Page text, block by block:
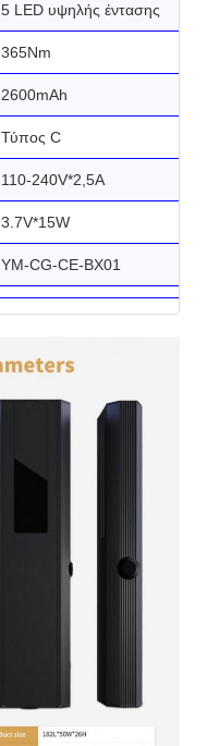
5 LED υψηλής έντασης
365Nm
2600mAh
Τύπος C
110-240V*2,5A
3.7V*15W
ΥΜ-CG-CE-BX01